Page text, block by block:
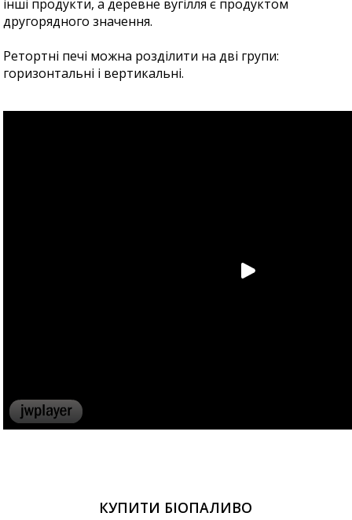
інші продукти, а деревне вугілля є продуктом
другорядного значення.
Ретортні печі можна розділити на дві групи:
горизонтальні і вертикальні.
КУПИТИ БІОПАЛИВО